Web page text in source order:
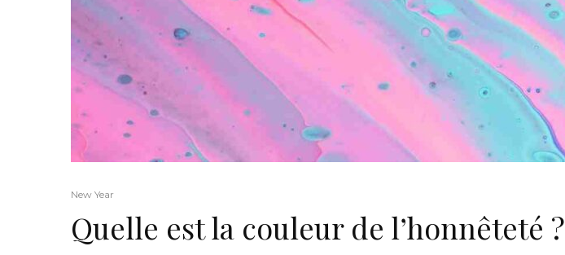
New Year
Quelle est la couleur de l’honnêteté ?